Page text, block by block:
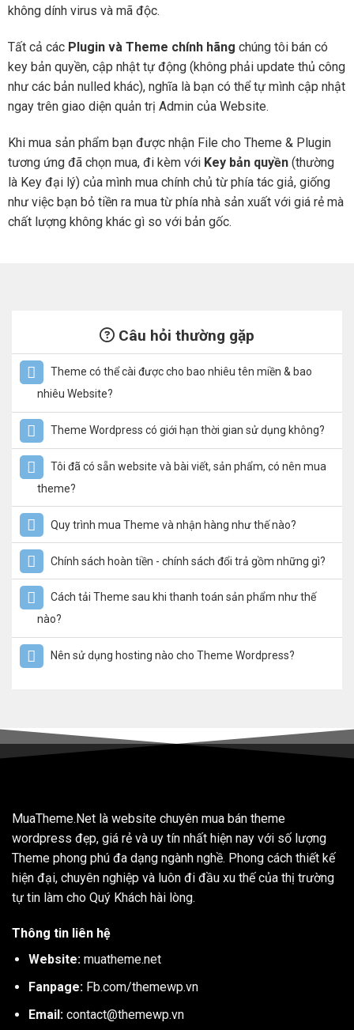
không dính virus và mã độc.
Tất cả các Plugin và Theme chính hãng chúng tôi bán có
key bản quyền, cập nhật tự động (không phải update thủ công
như các bản nulled khác), nghĩa là bạn có thể tự mình cập nhật
ngay trên giao diện quản trị Admin của Website.
Khi mua sản phẩm bạn được nhận File cho Theme & Plugin
tương ứng đã chọn mua, đi kèm với Key bản quyền (thường
là Key đại lý) của mình mua chính chủ từ phía tác giả, giống
như việc bạn bỏ tiền ra mua từ phía nhà sản xuất với giá rẻ mà
chất lượng không khác gì so với bản gốc.
Câu hỏi thường gặp
Theme có thể cài được cho bao nhiêu tên miền & bao
nhiêu Website?
Theme Wordpress có giới hạn thời gian sử dụng không?
Tôi đã có sẵn website và bài viết, sản phẩm, có nên mua
theme?
Quy trình mua Theme và nhận hàng như thế nào?
Chính sách hoàn tiền - chính sách đổi trả gồm những gì?
Cách tải Theme sau khi thanh toán sản phẩm như thế
nào?
Nên sử dụng hosting nào cho Theme Wordpress?
MuaTheme.Net là website chuyên mua bán theme
wordpress đẹp, giá rẻ và uy tín nhất hiện nay với số lượng
Theme phong phú đa dạng ngành nghề. Phong cách thiết kế
hiện đại, chuyên nghiệp và luôn đi đầu xu thế của thị trường
tự tin làm cho Quý Khách hài lòng.
Thông tin liên hệ
Website: muatheme.net
Fanpage: Fb.com/themewp.vn
Email: contact@themewp.vn